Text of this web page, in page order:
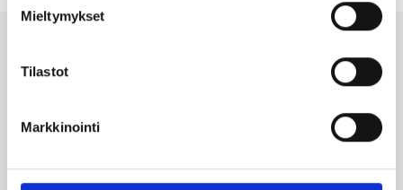
Mieltymykset
Tilastot
Markkinointi
Monipuolisesta valikoimastamme löydämme varmasti
projektiisi sopivat tuotteet nopealla toimitusajalla. Myös
toimitusverkostomme ansiosta.